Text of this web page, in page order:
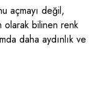
açmayı değil,
olarak bilinen renk
daha aydınlık ve